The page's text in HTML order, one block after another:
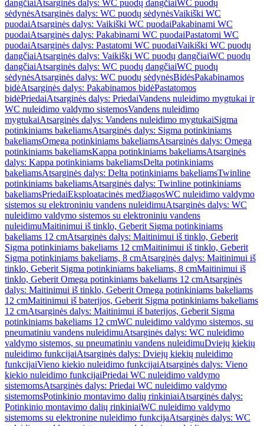
dangčiaiAtsarginės dalys: WC puodų dangčiaiWC puodų
sėdynėsAtsarginės dalys: WC puodų sėdynėsVaikiški WC
puodaiAtsarginės dalys: Vaikiški WC puodaiPakabinami WC
puodaiAtsarginės dalys: Pakabinami WC puodaiPastatomi WC
puodaiAtsarginės dalys: Pastatomi WC puodaiVaikiški WC puodų
dangčiaiAtsarginės dalys: Vaikiški WC puodų dangčiaiWC puodų
dangčiaiAtsarginės dalys: WC puodų dangčiaiWC puodų
sėdynėsAtsarginės dalys: WC puodų sėdynėsBidėsPakabinamos
bidėAtsarginės dalys: Pakabinamos bidėPastatomos
bidėPriedaiAtsarginės dalys: PriedaiVandens nuleidimo mygtukai ir
WC nuleidimo valdymo sistemosVandens nuleidimo
mygtukaiAtsarginės dalys: Vandens nuleidimo mygtukaiSigma
potinkiniams bakeliamsAtsarginės dalys: Sigma potinkiniams
bakeliamsOmega potinkiniams bakeliamsAtsarginės dalys: Omega
potinkiniams bakeliamsKappa potinkiniams bakeliamsAtsarginės
dalys: Kappa potinkiniams bakeliamsDelta potinkiniams
bakeliamsAtsarginės dalys: Delta potinkiniams bakeliamsTwinline
potinkiniams bakeliamsAtsarginės dalys: Twinline potinkiniams
bakeliamsPriedaiEksploatacinės medžiagosWC nuleidimo valdymo
sistemos su elektroniniu vandens nuleidimuAtsarginės dalys: WC
nuleidimo valdymo sistemos su elektroniniu vandens
nuleidimuMaitinimui iš tinklo, Geberit Sigma potinkiniams
bakeliams 12 cmAtsarginės dalys: Maitinimui iš tinklo, Geberit
Sigma potinkiniams bakeliams 12 cmMaitinimui iš tinklo, Geberit
Sigma potinkiniams bakeliams, 8 cmAtsarginės dalys: Maitinimui iš
tinklo, Geberit Sigma potinkiniams bakeliams, 8 cmMaitinimui iš
tinklo, Geberit Omega potinkiniams bakeliams 12 cmAtsarginės
dalys: Maitinimui iš tinklo, Geberit Omega potinkiniams bakeliams
12 cmMaitinimui iš baterijos, Geberit Sigma potinkiniams bakeliams
12 cmAtsarginės dalys: Maitinimui iš baterijos, Geberit Sigma
potinkiniams bakeliams 12 cmWC nuleidimo valdymo sistemos, su
pneumatiniu vandens nuleidimuAtsarginės dalys: WC nuleidimo
valdymo sistemos, su pneumatiniu vandens nuleidimuDviejų kiekių
nuleidimo funkcijaiAtsarginės dalys: Dviejų kiekių nuleidimo
funkcijaiVieno kiekio nuleidimo funkcijaiAtsarginės dalys: Vieno
kiekio nuleidimo funkcijaiPriedai WC nuleidimo valdymo
sistemomsAtsarginės dalys: Priedai WC nuleidimo valdymo
sistemomsPotinkinio montavimo dalių rinkiniaiAtsarginės dalys:
Potinkinio montavimo dalių rinkiniaiWC nuleidimo valdymo
sistemoms su elektronine nuleidimo funkcijaAtsarginės dalys: WC